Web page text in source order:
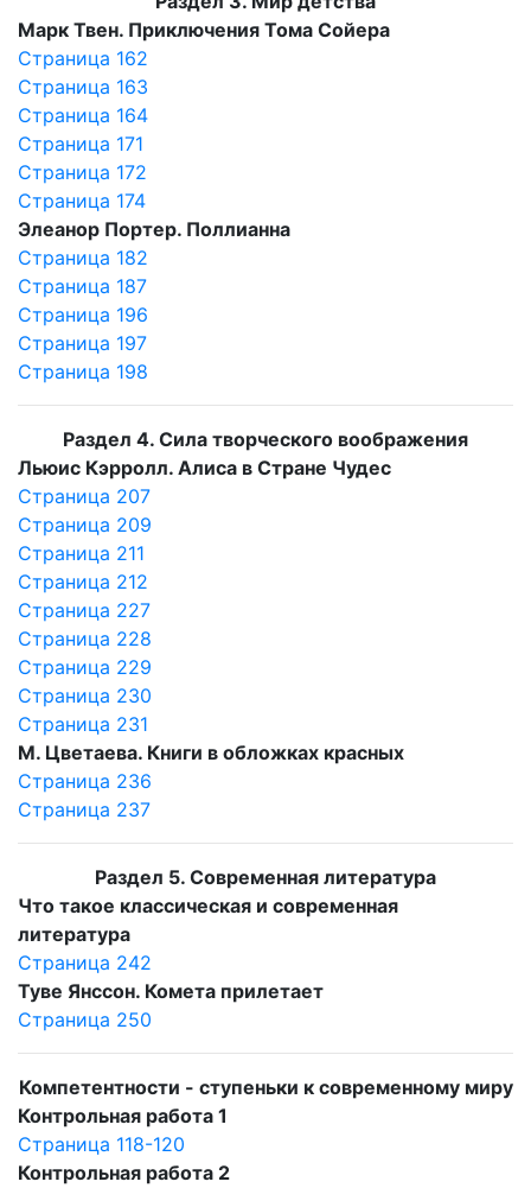
Марк Твен. Приключения Тома Сойера
Страница 162
Страница 163
Страница 164
Страница 171
Страница 172
Страница 174
Элеанор Портер. Поллианна
Страница 182
Страница 187
Страница 196
Страница 197
Страница 198
Раздел 4. Сила творческого воображения
Льюис Кэрролл. Алиса в Стране Чудес
Страница 207
Страница 209
Страница 211
Страница 212
Страница 227
Страница 228
Страница 229
Страница 230
Страница 231
М. Цветаева. Книги в обложках красных
Страница 236
Страница 237
Раздел 5. Современная литература
Что такое классическая и современная
литература
Страница 242
Туве Янссон. Комета прилетает
Страница 250
Компетентности - ступеньки к современному миру
Контрольная работа 1
Страница 118-120
Контрольная работа 2